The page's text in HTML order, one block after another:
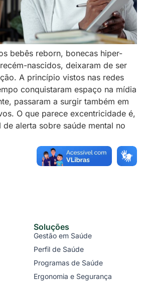
bebês reborn, bonecas hiper-
nascidos, deixaram de ser
A princípio vistos nas redes
conquistaram espaço na mídia
passaram a surgir também em
O que parece excentricidade é,
de alerta sobre saúde mental no
Soluções
Gestão em Saúde
Perfil de Saúde
Programas de Saúde
Ergonomia e Segurança